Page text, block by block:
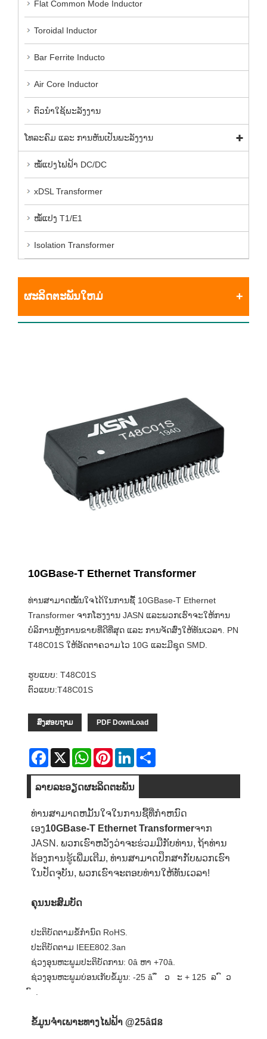
Flat Common Mode Inductor
Toroidal Inductor
Bar Ferrite Inducto
Air Core Inductor
ຕົວ​ນໍາ​ໃຊ້​ພະ​ລັງ​ງານ​
ໂທລະຄົມ ແລະ ການຫັນເປັນພະລັງງານ
ໝໍ້ແປງໄຟຟ້າ DC/DC
xDSL Transformer
ໝໍ້ແປງ T1/E1
Isolation Transformer
ຜະລິດຕະພັນໃຫມ່
10GBase-T Ethernet Transformer
ທ່ານສາມາດໝັ້ນໃຈໄດ້ໃນການຊື້ 10GBase-T Ethernet
Transformer ຈາກໂຮງງານ JASN ແລະພວກເຮົາຈະໃຫ້ການ
ບໍລິການຫຼັງການຂາຍທີ່ດີທີ່ສຸດ ແລະ ການຈັດສົ່ງໃຫ້ທັນເວລາ. PN
T48C01S ໃຫ້ອັດຕາຄວາມໄວ 10G ແລະມີຊຸດ SMD.
ຮູບແບບ: T48C01S
ຕົວແບບ:T48C01S
ສົ່ງສອບຖາມ PDF DownLoad
Facebook
X WhatsAppPinterestLinkedIn
ລາຍ​ລະ​ອຽດ​ຜະ​ລິດ​ຕະ​ພັນ
ທ່ານສາມາດຫມັ້ນໃຈໃນການຊື້ທີ່ກໍາຫນົດ
ເອງ10GBase-T Ethernet Transformerຈາກ
JASN. ພວກເຮົາຫວັງວ່າຈະຮ່ວມມືກັບທ່ານ, ຖ້າທ່ານ
ຕ້ອງການຮູ້ເພີ່ມເຕີມ, ທ່ານສາມາດປຶກສາກັບພວກເຮົາ
ໃນປັດຈຸບັນ, ພວກເຮົາຈະຕອບທ່ານໃຫ້ທັນເວລາ!
ຄຸນ​ນະ​ສົມ​ບັດ
ປະຕິບັດຕາມຂໍ້ກໍານົດ RoHS.
ປະຕິບັດຕາມ IEEE802.3an
ຊ່ວງອຸນຫະພູມປະຕິບັດການ: 0â ຫາ +70â.
ຊ່ວງອຸນຫະພູມບ່ອນເກັບຂໍ້ມູນ: -25 â ​ ຶ ​ ​ ວ ​ ​ ະ + 125 ​ ລ ​ ົ ​ ວ ​
ົ ​ .
ຂໍ້ມູນຈໍາເພາະທາງໄຟຟ້າ @25âជន